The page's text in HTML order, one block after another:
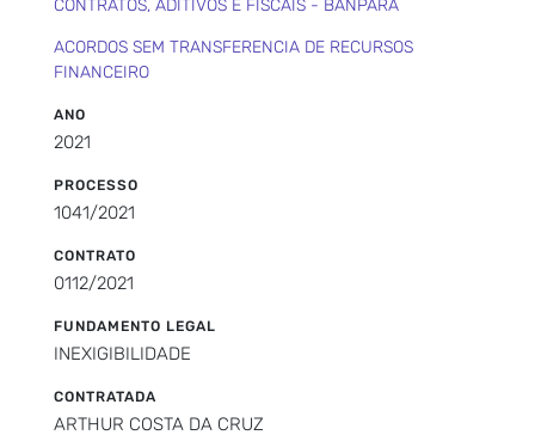
CONTRATOS, ADITIVOS E FISCAIS - BANPARÁ
ACORDOS SEM TRANSFERENCIA DE RECURSOS
FINANCEIRO
ANO
2021
PROCESSO
1041/2021
CONTRATO
0112/2021
FUNDAMENTO LEGAL
INEXIGIBILIDADE
CONTRATADA
ARTHUR COSTA DA CRUZ